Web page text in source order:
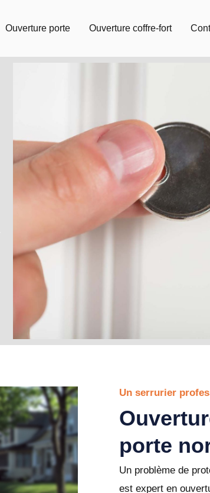
Ouverture porte Ouverture coffre-fort
Un serrurier
porte
Un problème de
est expert en